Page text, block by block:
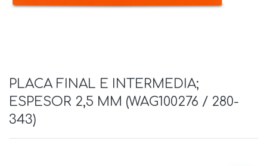
PLACA FINAL E INTERMEDIA;
ESPESOR 2,5 MM (WAG100276 / 280-
343)